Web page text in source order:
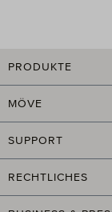
PRODUKTE
MÖVE
SUPPORT
RECHTLICHES